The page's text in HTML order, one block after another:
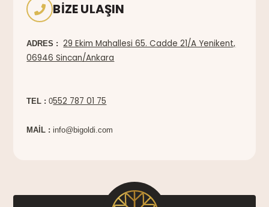
BIZE ULAŞIN
ADRES :
29 Ekim Mahallesi 65. Cadde 21/A Yenikent,
06946 Sincan/Ankara
TEL : 0552 787 01 75
MAİL :info@bigoldi.com